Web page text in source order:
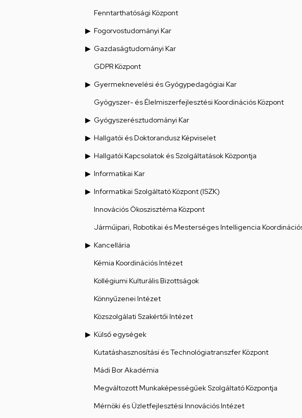
Fenntarthatósági Központ
Fogorvostudományi Kar
Gazdaságtudományi Kar
GDPR Központ
Gyermeknevelési és Gyógypedagógiai Kar
Gyógyszer- és Élelmiszerfejlesztési Koordinációs Központ
Gyógyszerésztudományi Kar
Hallgatói és Doktorandusz Képviselet
Hallgatói Kapcsolatok és Szolgáltatások Központja
Informatikai Kar
Informatikai Szolgáltató Központ (ISZK)
Innovációs Ökoszisztéma Központ
Járműipari, Robotikai és Mesterséges Intelligencia
Kancellária
Kémia Koordinációs Intézet
Kollégiumi Kulturális Bizottságok
Könnyűzenei Intézet
Közszolgálati Szakértői Intézet
Külső egységek
Kutatáshasznosítási és Technológiatranszfer Központ
Mádi Bor Akadémia
Megváltozott Munkaképességűek Szolgáltató Központja
Mérnöki és Üzletfejlesztési Innovációs Intézet